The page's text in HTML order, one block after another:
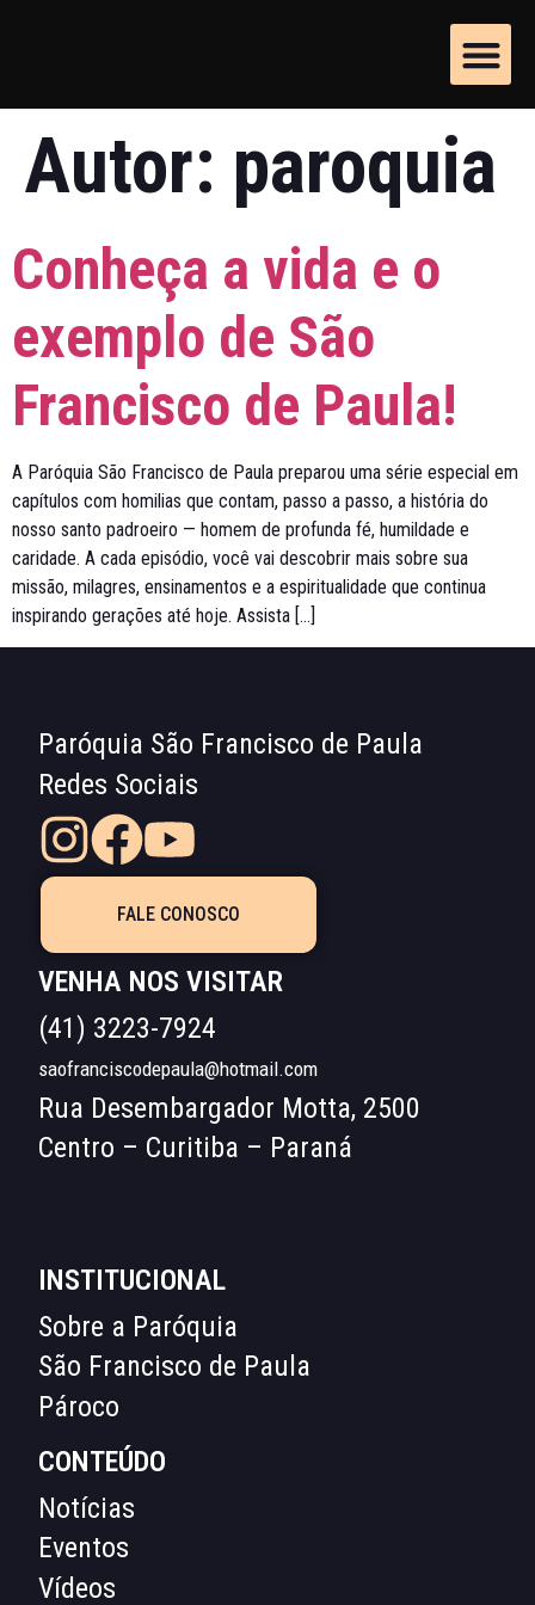
Autor: paroquia
Conheça a vida e o
exemplo de São
Francisco de Paula!
A Paróquia São Francisco de Paula preparou uma série especial em
capítulos com homilias que contam, passo a passo, a história do
nosso santo padroeiro — homem de profunda fé, humildade e
caridade. A cada episódio, você vai descobrir mais sobre sua
missão, milagres, ensinamentos e a espiritualidade que continua
inspirando gerações até hoje. Assista […]
Paróquia São Francisco de Paula
Redes Sociais
FALE CONOSCO
VENHA NOS VISITAR
(41) 3223-7924
saofranciscodepaula@hotmail.com
Rua Desembargador Motta, 2500
Centro – Curitiba – Paraná
INSTITUCIONAL
Sobre a Paróquia
São Francisco de Paula
Pároco
CONTEÚDO
Notícias
Eventos
Vídeos